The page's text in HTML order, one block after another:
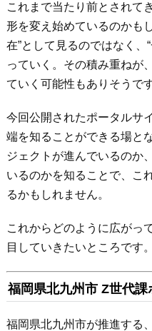
これまで当たり前とされて
形を変え始めているのかも
在”として見るのではなく、
っていく。その積み重ねが
ていく可能性もありそうです
今回公開されたポータルサ
端を知ることができる場と
ジェクトが進んでいるのか
いるのかを知ることで、こ
るかもしれません。
これからどのように広がっ
目していきたいところです。
福岡県北九州市 Z世代
福岡県北九州市が推進する